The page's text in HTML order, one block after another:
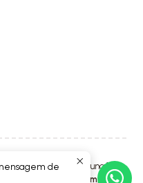
2026 Luna4Kids.
Com tecnologia Jumpseller
de